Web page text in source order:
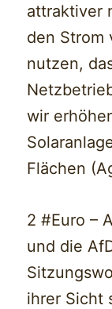
attraktiver
den Strom
nutzen,
wir
Flächen
2 #Euro –
und die
ihrer Sicht